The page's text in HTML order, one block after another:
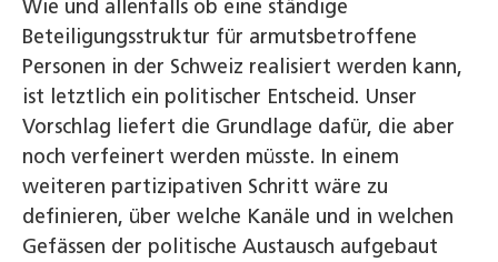
Wie und allenfalls ob eine ständige
Beteiligungsstruktur für armutsbetroffene
Personen in der Schweiz realisiert werden kann,
ist letztlich ein politischer Entscheid. Unser
Vorschlag liefert die Grundlage dafür, die aber
noch verfeinert werden müsste. In einem
weiteren partizipativen Schritt wäre zu
definieren, über welche Kanäle und in welchen
Gefässen der politische Austausch aufgebaut